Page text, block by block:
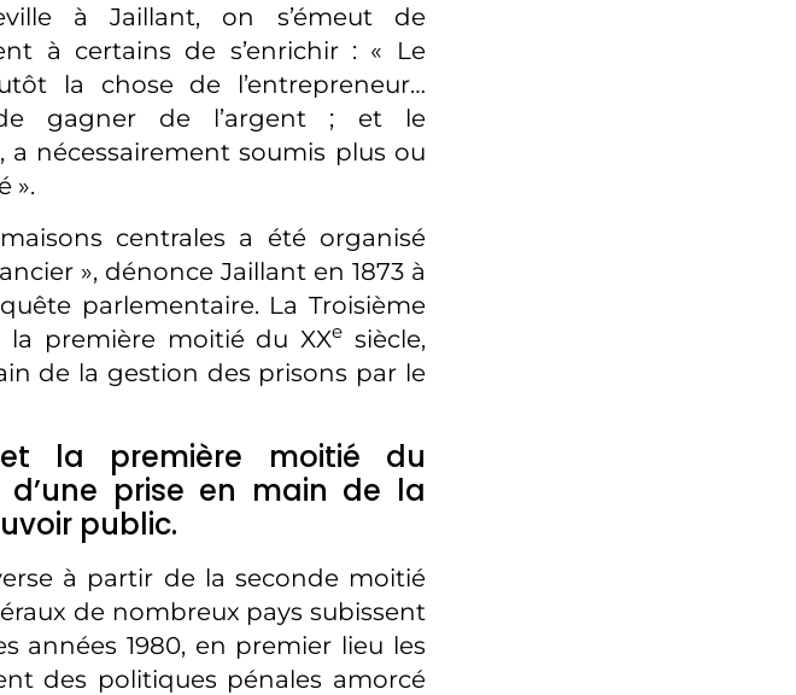
à Jaillant, on s’émeut de
à certains de s’enrichir : « Le
la chose de l’entrepreneur…
de gagner de l’argent ; et le
nécessairement soumis plus ou
».
centrales a été organisé
», dénonce Jaillant en 1873 à
parlementaire. La Troisième
la première moitié du XXe siècle,
de la gestion des prisons par le
et la première moitié du
d’une prise en main de la
public.
à partir de la seconde moitié
de nombreux pays subissent
années 1980, en premier lieu les
des politiques pénales amorcé